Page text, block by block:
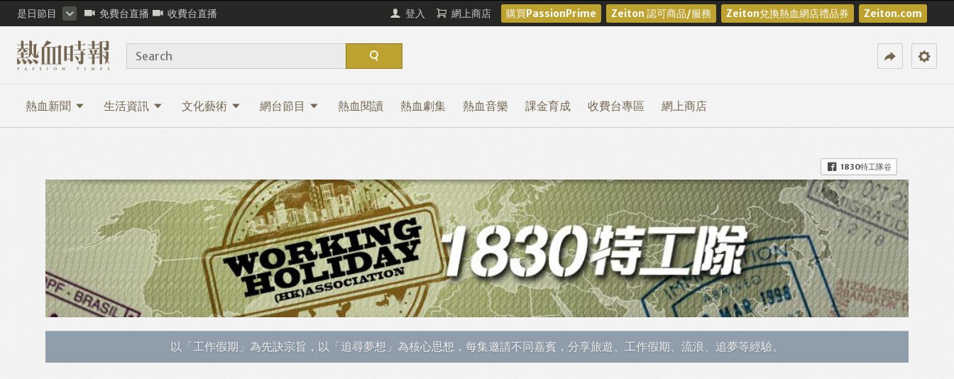
是日節目 免費台直播 收費台直播 登入 網上商店 購買PassionPrime Zeiton 認可商品/服務 Zeiton兌換熱血網店禮品券 Zeiton.com
熱血新聞 生活資訊 文化藝術 網台節目 熱血閱讀 熱血劇集 熱血音樂 課金育成 收費台專區 網上商店
Search
以「工作假期」為先訣宗旨，以「追尋夢想」為核心思想，每集邀請不同嘉賓，分享旅遊、工作假期、流浪、追夢等經驗。
1830特工隊谷